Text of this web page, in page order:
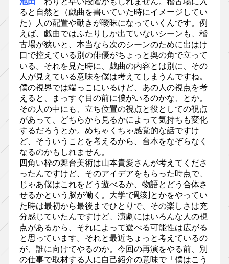
ると自然と（戯曲を書いていた時にイメージしてい
た）人の配置や動きが曖昧になっていくんです。例
えば、戯曲ではふたりしか出ていないシーンも、稽
古場が狭いと、本当なら次のシーンのために出はけ
口で控えている別の俳優がちょっと奥の角で立って
いる。それを見た時に、戯曲の内容とは別に、その
人が見えている意味を僕は考えてしまうんですね。
僕の視界では端っこにいるけど、あの人の視点を考
えると、まっすぐ目の前に僕がいるのかな、とか。
その人の中にも、立ち位置の視点と役としての視点
があって、どちらから見るかによって気持ちも変化
するだろうとか。めちゃくちゃ感覚的な話ですけ
ど、そういうことを考えるから、台本をなぞらなく
なるのかもしれません。
四角い枠の舞台美術は山本貴愛さんが考えてくださ
ったんですけど、そのアイデアをもらった時点で、
じゃあ僕はこれをどう遊べるか、物語とどう合体さ
せるかという脳が働く。大学で彫刻とかをやってい
た時は最初から最後までひとりで、その楽しさは充
分感じていたんですけど、演劇にはいろんな人の視
点があるから、それによって遊べる可能性は広がる
と思っています。それと最近ちょっと考えているの
が、誰に向けてやるのか。今回の再演をやる前、別
の仕事で取材する人に自己紹介の意味で「僕はこう